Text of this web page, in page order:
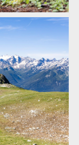
z Aosty do Aosty -
z Aosty do Aosty -
z Aosty do Aosty -
z Aosty do Aosty -
z Aosty do Aosty -
z Aosty do Aosty -